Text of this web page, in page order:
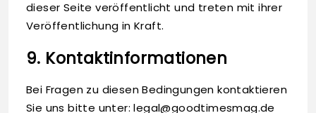
dieser Seite veröffentlicht und treten mit ihrer
Veröffentlichung in Kraft.
9. Kontaktinformationen
Bei Fragen zu diesen Bedingungen kontaktieren
Sie uns bitte unter:legal@goodtimesmag.de